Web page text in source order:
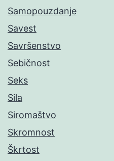
Samopouzdanje
Savest
Savršenstvo
Sebičnost
Seks
Sila
Siromaštvo
Skromnost
Škrtost